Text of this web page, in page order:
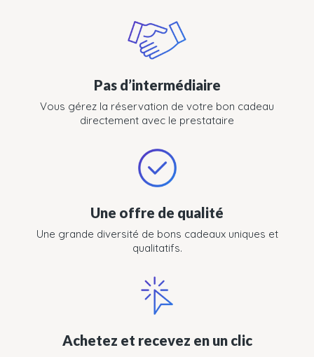
Pas d’intermédiaire
Vous gérez la réservation de votre bon cadeau
directement avec le prestataire
Une offre de qualité
Une grande diversité de bons cadeaux uniques et
qualitatifs.
Achetez et recevez en un clic